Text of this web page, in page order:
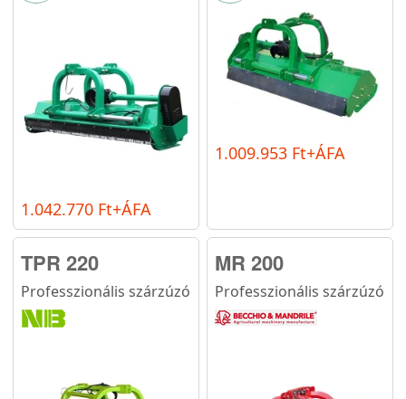
1.042.770 Ft+ÁFA
1.009.953 Ft+ÁFA
TPR 220
Professzionális szárzúzó
MR 200
Professzionális szárzúzó